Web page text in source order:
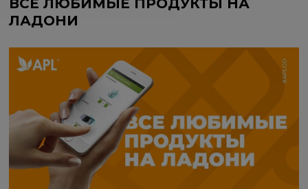
ВСЕ ЛЮБИМЫЕ ПРОДУКТЫ НА
ЛАДОНИ